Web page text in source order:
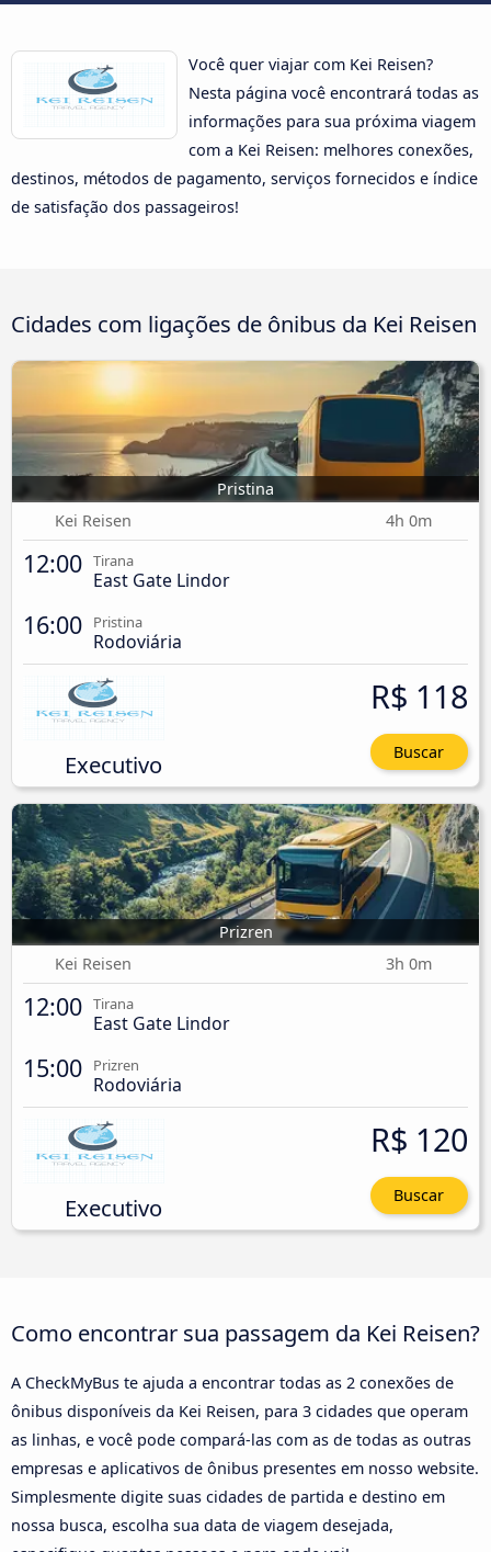
Você quer viajar com Kei Reisen?
Nesta página você encontrará todas as
informações para sua próxima viagem
com a Kei Reisen: melhores conexões,
destinos, métodos de pagamento, serviços fornecidos e índice
de satisfação dos passageiros!
Cidades com ligações de ônibus da Kei Reisen
Pristina
Kei Reisen
4h 0m
12:00 Tirana
East Gate Lindor
16:00 Pristina
Rodoviária
Executivo
R$ 118
Buscar
Prizren
Kei Reisen
3h 0m
12:00 Tirana
East Gate Lindor
15:00 Prizren
Rodoviária
Executivo
R$ 120
Buscar
Como encontrar sua passagem da Kei Reisen?
A CheckMyBus te ajuda a encontrar todas as 2 conexões de
ônibus disponíveis da Kei Reisen, para 3 cidades que operam
as linhas, e você pode compará-las com as de todas as outras
empresas e aplicativos de ônibus presentes em nosso website.
Simplesmente digite suas cidades de partida e destino em
nossa busca, escolha sua data de viagem desejada,